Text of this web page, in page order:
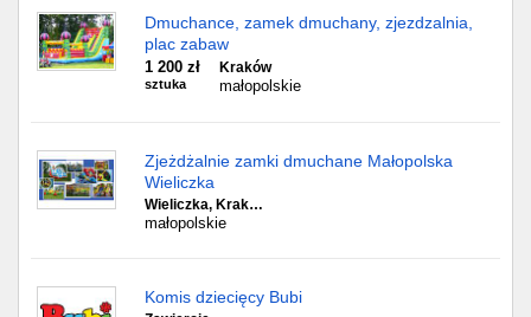
Dmuchance, zamek dmuchany, zjezdzalnia,
plac zabaw
1 200 zł
sztuka
Kraków
małopolskie
Zjeżdżalnie zamki dmuchane Małopolska
Wieliczka
Wieliczka, Krak…
małopolskie
Komis dziecięcy Bubi